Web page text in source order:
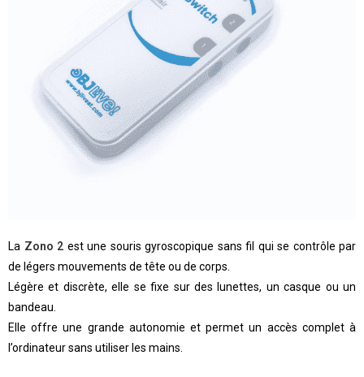
La Zono 2 est une souris gyroscopique sans fil qui se contrôle par
de légers mouvements de tête ou de corps.
Légère et discrète, elle se fixe sur des lunettes, un casque ou un
bandeau.
Elle offre une grande autonomie et permet un accès complet à
l’ordinateur sans utiliser les mains.